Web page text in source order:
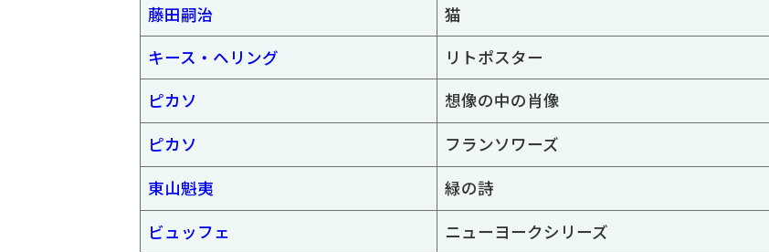
藤田嗣治 猫
キース・ヘリング リトポスター
ピカソ 想像の中の肖像
ピカソ フランソワーズ
東山魁夷 緑の詩
ビュッフェ ニューヨークシリーズ